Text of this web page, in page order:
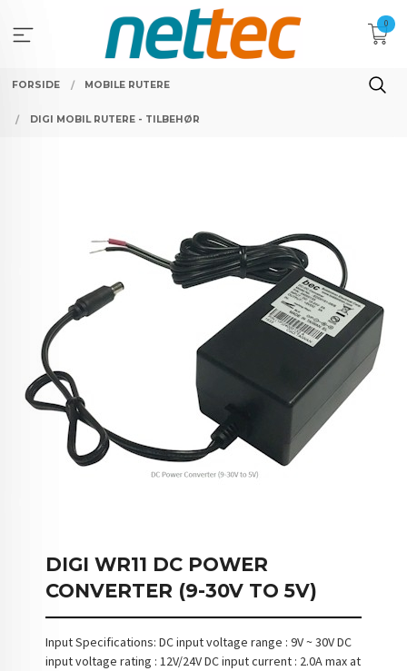
innholdet
0
FORSIDE MOBILE RUTERE
DIGI MOBIL RUTERE - TILBEHØR
DIGI WR11 DC POWER
CONVERTER (9-30V TO 5V)
Input Specifications: DC input voltage range : 9V ~ 30V DC
input voltage rating : 12V/24V DC input current : 2.0A max at